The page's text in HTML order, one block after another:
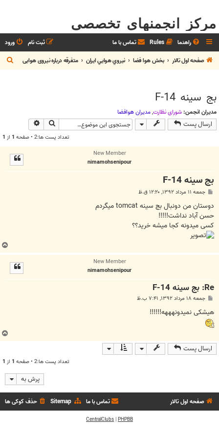
مرکز انجمنهای تخصصی
راهنما Rules تماس با ما ورود
ثبت نام
صفحه اول تالار
بخش هوا فضا نيروي هوايي ايران متفرقه درباره نیروی هوایی
س
بج سینه F-14
مدیران انجمن: شوراي نظارت,مديران هوافضا
ارسال پست جستجو
تعداد پست ها:2 • صفحه 1 از 1
New Member
nimamohsenipour
بج سینه F-14
ت
جمعه ۱۱ مرداد ۱۳۹۲, ۱۲:۲۰ ق.ظ
دوستان من دونبال بج سینه tomcat میگردم
حسن آباد نداشت!!!!!
کسی میدونه کجا میشه خرید؟؟
New Member
nimamohsenipour
Re: بج سینه F-14
ت
جمعه ۱۸ مرداد ۱۳۹۲, ۷:۴۱ ب.ظ
هیشکی نمیدونهههه!!!!!!
ارسال پست
تعداد پست ها:2 • صفحه 1 از 1
پرش به
صفحه اول تالار حذف کوکی ها Sitemap تماس با ما
PHPBB
|
CentralClubs